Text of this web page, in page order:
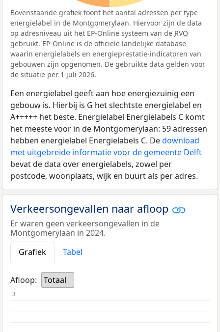
Bovenstaande grafiek toont het aantal adressen per type
energielabel in de Montgomerylaan. Hiervoor zijn de data
op adresniveau uit het EP-Online systeem van de RVO
gebruikt. EP-Online is de officiële landelijke database
waarin energielabels en energieprestatie-indicatoren van
gebouwen zijn opgenomen. De gebruikte data gelden voor
de situatie per 1 juli 2026.
Een energielabel geeft aan hoe energiezuinig een
gebouw is. Hierbij is G het slechtste energielabel en
A+++++ het beste. Energielabel Energielabels C komt
het meeste voor in de Montgomerylaan: 59 adressen
hebben energielabel Energielabels C. Dedownload
met uitgebreide informatie voor de gemeente Delft
bevat de data over energielabels, zowel per
postcode, woonplaats, wijk en buurt als per adres.
Verkeersongevallen naar afloop
Er waren geen verkeersongevallen in de
Montgomerylaan in 2024.
Grafiek
Tabel
Afloop: Totaal
3
3